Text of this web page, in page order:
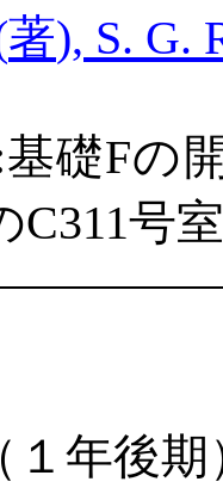
著), S. G.
基礎Fの
C311号室
１年後